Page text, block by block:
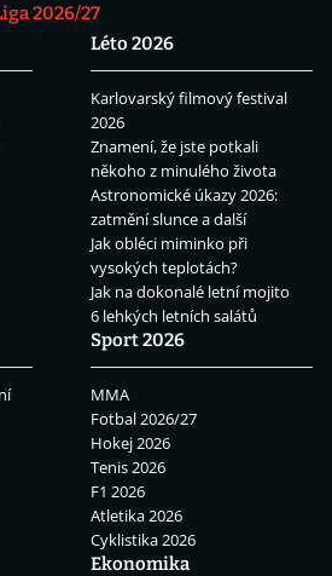
2026/27
Léto 2026
Karlovarský filmový festival
2026
Znamení, že jste potkali
někoho z minulého života
Astronomické úkazy 2026:
zatmění slunce a další
Jak obléci miminko při
vysokých teplotách?
Jak na dokonalé letní mojito
6 lehkých letních salátů
Sport 2026
MMA
Fotbal 2026/27
Hokej 2026
Tenis 2026
F1 2026
Atletika 2026
Cyklistika 2026
Ekonomika